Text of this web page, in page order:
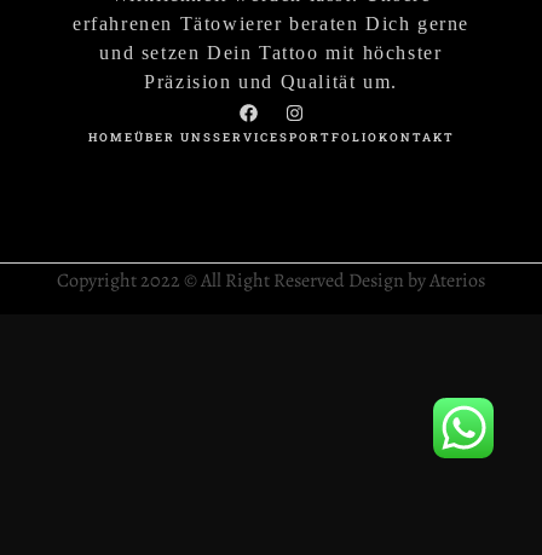
erfahrenen Tätowierer beraten Dich gerne
und setzen Dein Tattoo mit höchster
Präzision und Qualität um.
HOMEÜBER UNSSERVICESPORTFOLIOKONTAKT
Copyright 2022 © All Right Reserved Design by Aterios